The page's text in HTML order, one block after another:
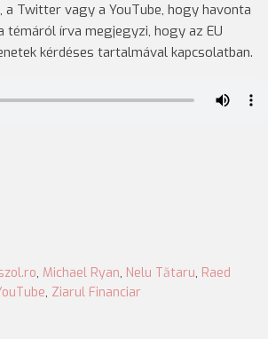
Twitter vagy a YouTube, hogy havonta
témáról írva megjegyzi, hogy az EU
kérdéses tartalmával kapcsolatban.
, Michael Ryan, Nelu Tătaru, Raed
, Ziarul Financiar